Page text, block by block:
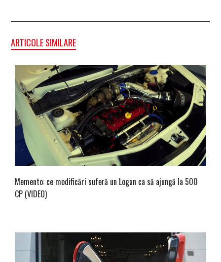
ARTICOLE SIMILARE
Memento: ce modificări suferă un Logan ca să ajungă la 500
CP (VIDEO)